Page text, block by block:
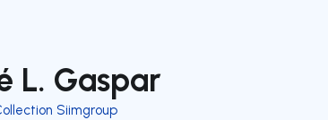
L. Gaspar
Siimgroup